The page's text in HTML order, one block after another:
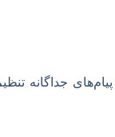
جداگانه